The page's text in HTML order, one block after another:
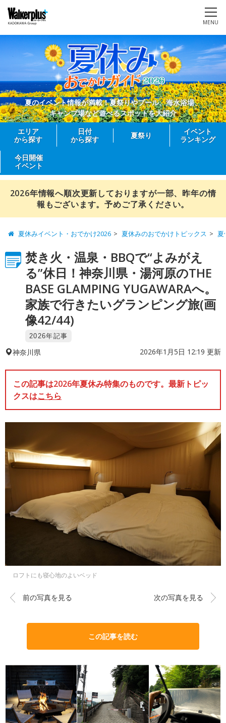
MENU
夏のイベント情報が満載！夏祭りやプール、海水浴場、
キャンプ場など遊べるスポットを大紹介
エリア
から探す
日付
から探す
夏祭り
イベント
ランキング
今日開催
イベント
2026年情報へ順次更新しておりますが一部、昨年の情
報もございます。予めご了承ください。
夏休みイベント・おでかけ2026 夏休みのおでかけトピックス 夏
焚き火・温泉・BBQで“よみがえ
る”休日！神奈川県・湯河原のTHE
BASE GLAMPING YUGAWARAへ。
家族で行きたいグランピング旅(画
像42/44)
2026年記事
神奈川県 2026年1月5日 12:19 更新
この記事は2026年夏休み特集のものです。最新トピッ
クスはこちら
ロフトにも寝心地のよいベッド
前の写真を見る 次の写真を見る
この記事を読む